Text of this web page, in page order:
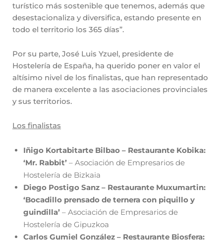
turístico más sostenible que tenemos, además que
desestacionaliza y diversifica, estando presente en
todo el territorio los 365 días”.
Por su parte, José Luis Yzuel, presidente de
Hostelería de España, ha querido poner en valor el
altísimo nivel de los finalistas, que han representado
de manera excelente a las asociaciones provinciales
y sus territorios.
Los finalistas
Iñigo Kortabitarte Bilbao – Restaurante Kobika:
‘Mr. Rabbit’ – Asociación de Empresarios de
Hostelería de Bizkaia
Diego Postigo Sanz – Restaurante Muxumartin:
‘Bocadillo prensado de ternera con piquillo y
guindilla’ – Asociación de Empresarios de
Hostelería de Gipuzkoa
Carlos Gumiel González – Restaurante Biosfera: